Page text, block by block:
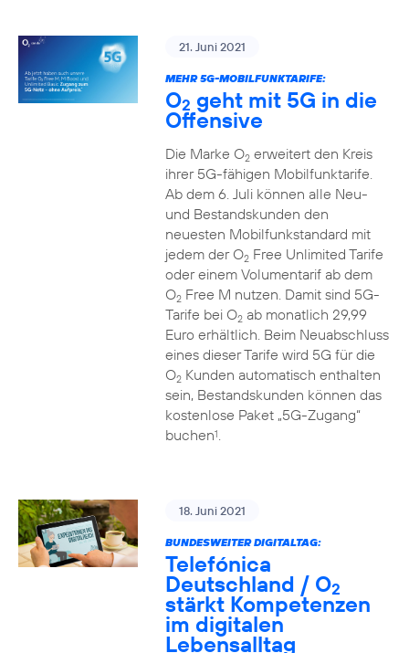
21. Juni 2021
MEHR 5G-MOBILFUNKTARIFE:
O2 geht mit 5G in die
Offensive
Die Marke O2erweitert den Kreis
ihrer 5G-fähigen Mobilfunktarife.
Ab dem 6. Juli können alle Neu-
und Bestandskunden den
neuesten Mobilfunkstandard mit
jedem der O2Free Unlimited Tarife
oder einem Volumentarif ab dem
O2Free M nutzen. Damit sind 5G-
Tarife bei O2ab monatlich 29,99
Euro erhältlich. Beim Neuabschluss
eines dieser Tarife wird 5G für die
O2Kunden automatisch enthalten
sein, Bestandskunden können das
kostenlose Paket „5G-Zugang“
buchen1.
18. Juni 2021
BUNDESWEITER DIGITALTAG:
Telefónica
Deutschland / O2
stärkt Kompetenzen
im digitalen
Lebensalltag